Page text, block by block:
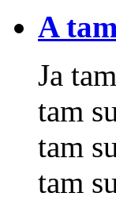
A
Ja
tam
tam
tam